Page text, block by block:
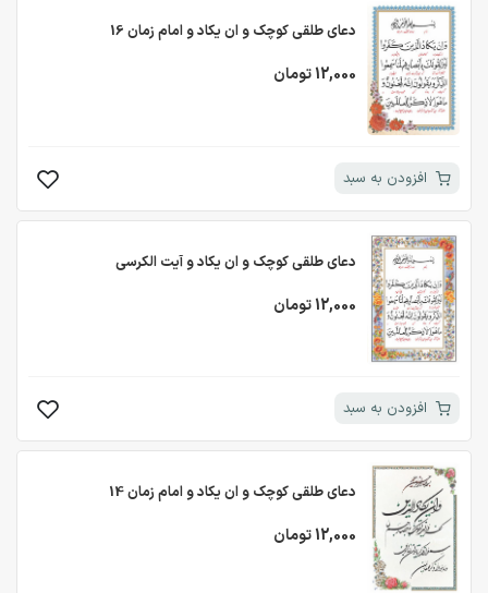
دعای طلقی کوچک و ان یکاد و امام زمان 16
12,000 تومان
افزودن به سبد
دعای طلقی کوچک و ان یکاد و آیت الکرسی
12,000 تومان
افزودن به سبد
دعای طلقی کوچک و ان یکاد و امام زمان 14
12,000 تومان